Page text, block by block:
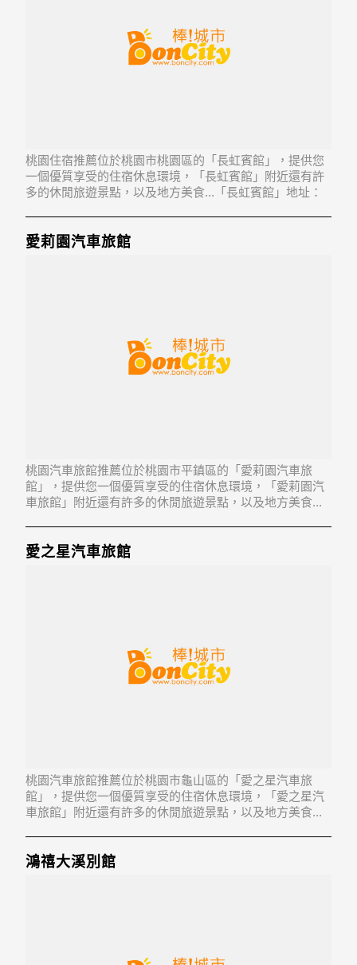
桃園住宿推薦位於桃園市桃園區的「長虹賓館」，提供您
一個優質享受的住宿休息環境，「長虹賓館」附近還有許
多的休閒旅遊景點，以及地方美食...「長虹賓館」地址：
愛莉園汽車旅館
桃園汽車旅館推薦位於桃園市平鎮區的「愛莉園汽車旅
館」，提供您一個優質享受的住宿休息環境，「愛莉園汽
車旅館」附近還有許多的休閒旅遊景點，以及地方美食...
愛之星汽車旅館
桃園汽車旅館推薦位於桃園市龜山區的「愛之星汽車旅
館」，提供您一個優質享受的住宿休息環境，「愛之星汽
車旅館」附近還有許多的休閒旅遊景點，以及地方美食...
鴻禧大溪別館